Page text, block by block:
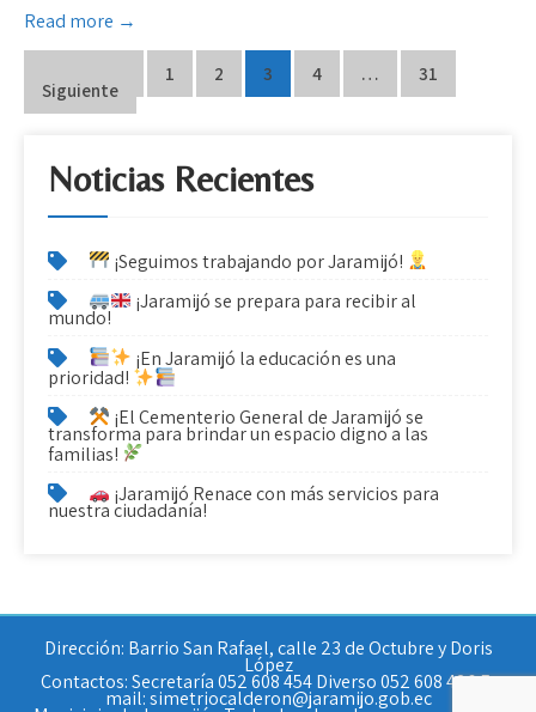
Read more →
e
n
1 2 3 4 … 31
Siguiente
Noticias Recientes
¡Seguimos trabajando por Jaramijó!
¡Jaramijó se prepara para recibir al
mundo!
¡En Jaramijó la educación es una
prioridad!
¡El Cementerio General de Jaramijó se
transforma para brindar un espacio digno a las
familias!
¡Jaramijó Renace con más servicios para
nuestra ciudadanía!
Dirección: Barrio San Rafael, calle 23 de Octubre y Doris
López
Contactos: Secretaría 052 608 454 Diverso 052 608 426 E-
mail: simetriocalderon@jaramijo.gob.ec